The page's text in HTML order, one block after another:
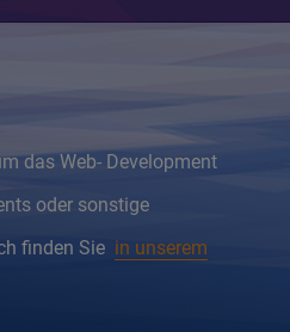
das Web- Development
oder sonstige
finden Sie in unserem